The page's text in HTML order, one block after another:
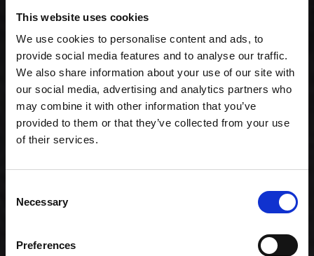
This website uses cookies
We use cookies to personalise content and ads, to
provide social media features and to analyse our traffic.
We also share information about your use of our site with
our social media, advertising and analytics partners who
may combine it with other information that you’ve
provided to them or that they’ve collected from your use
of their services.
Selection
Necessary
Preferences
Gourmet lover
239,00 kr. inkl. moms